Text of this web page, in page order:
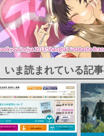
いま読まれている記事